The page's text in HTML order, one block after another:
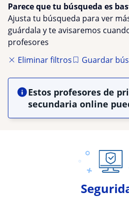
Parece que tu búsqueda es
Ajusta tu búsqueda para ver
guárdala y te avisaremos
profesores
Eliminar filtros
Guardar
Estos profesores de
secundaria online